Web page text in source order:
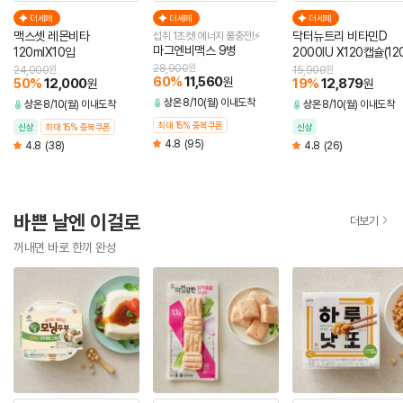
더세페
맥스셋 레몬비타
120mlX10입
50%12,000원
24,000원
상온 8/10(월) 이내도착
신상 최대 15% 중복쿠폰
4.8 (38)
더세페
섭취 1초컷! 에너지 풀충전!⚡
마그엔비맥스 9병
60%11,560원
28,900원
상온 8/10(월) 이내도착
최대 15% 중복쿠폰
4.8 (95)
더세페
닥터뉴트리 비타민D
2000IU X120캡슐
분)
19%12,879원
15,900원
상온 8/10(월) 이내도착
신상
4.8 (26)
바쁜 날엔 이걸로
꺼내면 바로 한끼 완성
더보기